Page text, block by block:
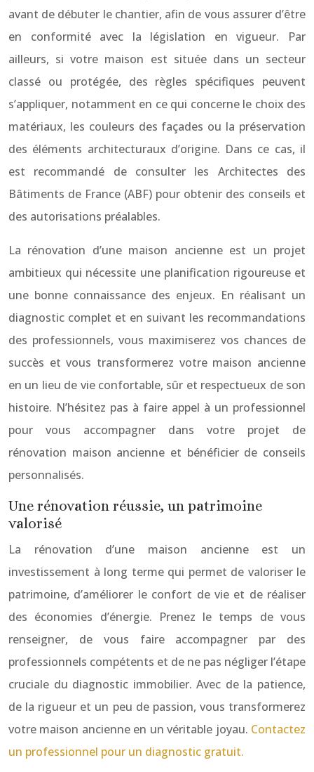
avant de débuter le chantier, afin de vous assurer d’être
en conformité avec la législation en vigueur. Par
ailleurs, si votre maison est située dans un secteur
classé ou protégée, des règles spécifiques peuvent
s’appliquer, notamment en ce qui concerne le choix des
matériaux, les couleurs des façades ou la préservation
des éléments architecturaux d’origine. Dans ce cas, il
est recommandé de consulter les Architectes des
Bâtiments de France (ABF) pour obtenir des conseils et
des autorisations préalables.
La rénovation d’une maison ancienne est un projet
ambitieux qui nécessite une planification rigoureuse et
une bonne connaissance des enjeux. En réalisant un
diagnostic complet et en suivant les recommandations
des professionnels, vous maximiserez vos chances de
succès et vous transformerez votre maison ancienne
en un lieu de vie confortable, sûr et respectueux de son
histoire. N’hésitez pas à faire appel à un professionnel
pour vous accompagner dans votre projet de
rénovation maison ancienne et bénéficier de conseils
personnalisés.
Une rénovation réussie, un patrimoine
valorisé
La rénovation d’une maison ancienne est un
investissement à long terme qui permet de valoriser le
patrimoine, d’améliorer le confort de vie et de réaliser
des économies d’énergie. Prenez le temps de vous
renseigner, de vous faire accompagner par des
professionnels compétents et de ne pas négliger l’étape
cruciale du diagnostic immobilier. Avec de la patience,
de la rigueur et un peu de passion, vous transformerez
votre maison ancienne en un véritable joyau. Contactez
un professionnel pour un diagnostic gratuit.